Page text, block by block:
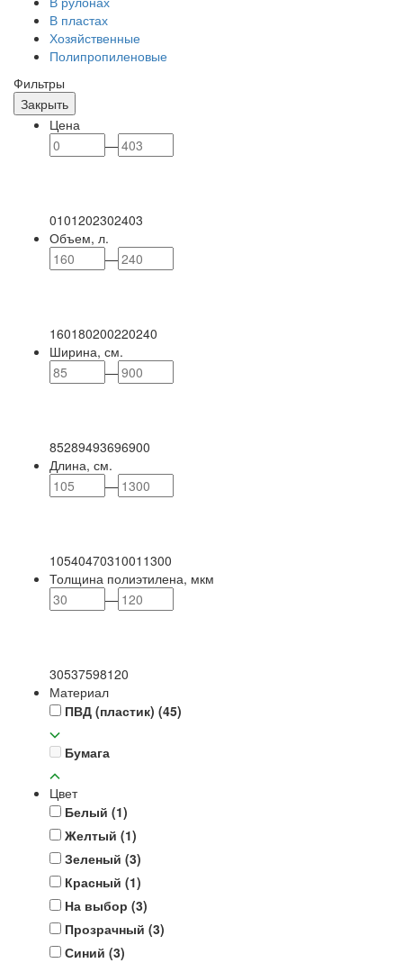
В пластах
Хозяйственные
Полипропиленовые
Фильтры
Закрыть
Цена
—
0101202302403
Объем, л.
—
160180200220240
Ширина, см.
—
85289493696900
Длина, см.
—
1054047031001 1300
Толщина полиэтилена, мкм
—
30537598120
Материал
ПВД (пластик) (45)
Бумага
Цвет
Белый (1)
Желтый (1)
Зеленый (3)
Красный (1)
На выбор (3)
Прозрачный (3)
Синий (3)